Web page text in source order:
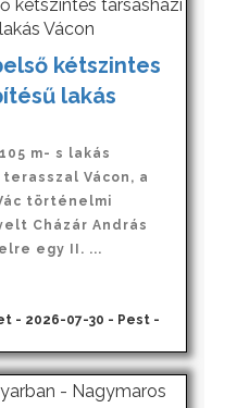
kétszintes
lakás
m- s lakás
Vácon, a
történelmi
Cházár András
egy II. ...
- 2026-07-30 - Pest -